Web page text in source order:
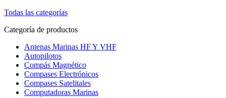
Todas las categorías
Categoría de productos
Antenas Marinas HF Y VHF
Autopilotos
Compás Magnético
Compases Electrónicos
Compases Satelitales
Computadoras Marinas